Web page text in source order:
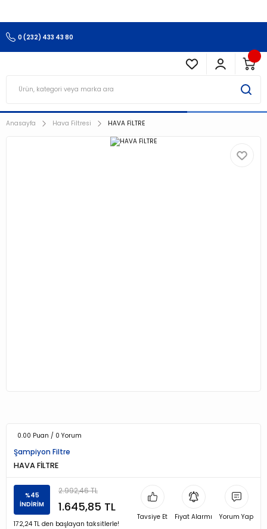
0 (232) 433 43 80
Anasayfa Hava Filtresi HAVA FİLTRE
0.00 Puan / 0 Yorum
Şampiyon Filtre
HAVA FİLTRE
%45
İNDİRİM
2.992,46 TL
1.645,85 TL
172,24 TL den başlayan taksitlerle!
Tavsiye Et Fiyat Alarmı Yorum Yap